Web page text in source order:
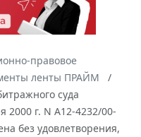
правовое
ленты ПРАЙМ
суда
2000 г. N А12-4232/00-
без удовлетворения,